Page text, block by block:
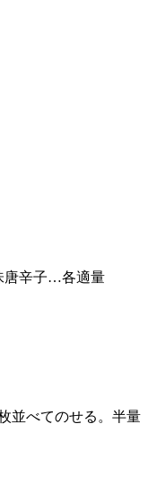
唐辛子…各適量
並べてのせる。半量